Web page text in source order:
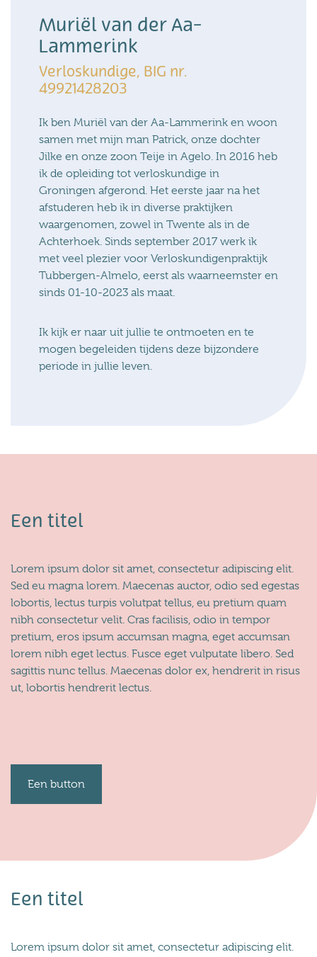
Muriël van der Aa-
Lammerink
Verloskundige, BIG nr.
49921428203
Ik ben Muriël van der Aa-Lammerink en woon
samen met mijn man Patrick, onze dochter
Jilke en onze zoon Teije in Agelo. In 2016 heb
ik de opleiding tot verloskundige in
Groningen afgerond. Het eerste jaar na het
afstuderen heb ik in diverse praktijken
waargenomen, zowel in Twente als in de
Achterhoek. Sinds september 2017 werk ik
met veel plezier voor Verloskundigenpraktijk
Tubbergen-Almelo, eerst als waarneemster en
sinds 01-10-2023 als maat.
Ik kijk er naar uit jullie te ontmoeten en te
mogen begeleiden tijdens deze bijzondere
periode in jullie leven.
Een titel
Lorem ipsum dolor sit amet, consectetur adipiscing elit.
Sed eu magna lorem. Maecenas auctor, odio sed egestas
lobortis, lectus turpis volutpat tellus, eu pretium quam
nibh consectetur velit. Cras facilisis, odio in tempor
pretium, eros ipsum accumsan magna, eget accumsan
lorem nibh eget lectus. Fusce eget vulputate libero. Sed
sagittis nunc tellus. Maecenas dolor ex, hendrerit in risus
ut, lobortis hendrerit lectus.
Een button
Een titel
Lorem ipsum dolor sit amet, consectetur adipiscing elit.